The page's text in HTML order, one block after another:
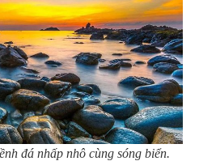
đá nhấp nhô cùng sóng biển.